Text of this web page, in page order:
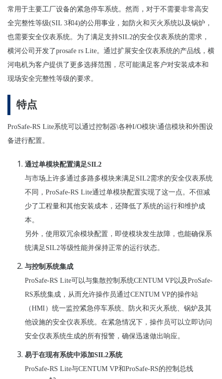
常用于主要工厂设备的紧急停车系统。 然而，对于不需要非常高安
全完整性等级(SIL 3和4)的公用事业，如防火和灭火系统以及锅炉，
也需要安全仪表系统。为了满足支持SIL2的安全仪表系统的需求 ，
横河公司开发了prosafe rs Lite。通过扩展安全仪表系统的产品线 ，横
河电机为客 户提供了更多选择范围 ，尽可能满足客户对安装成本和
现场安全完整性等级的要求。
特点
ProSafe-RS Lite系统可以通过控制器\各种I/O模块\通信模块和外围设
备进行配置。
通过单模块配置满足SIL2
与市场上许多通过多路多模块来满足 SIL2需求的安全仪表系统
不同， ProSafe-RS Lite通过单模块配置实现了这一点。不但减
少了工程量和其他安装成本， 还降低了系统的运行和维护成
本。
另外，使用双冗余模块配置，即使模块发生故障，也能确保系
统满足 SIL2等级性能并保持正常的运行状态。
与控制系统集成
ProSafe-RS Lite可以与集散控制系统CENTUM VP以及ProSafe-
RS系统集成，从而允许操作员通过CENTUM VP的操作站
（HMI） 统一监控紧急停车系统、防火和 灭火系统、 锅炉及其
他设施的安全仪表系统。 在紧急情况下， 操作员可以立即访问
安全仪表系统生成的所有报警，确保迅速做出响应。
易于在现有系统中添加SIL2系统
ProSafe-RS Lite与CENTUM VP和ProSafe-RS的控制 总线